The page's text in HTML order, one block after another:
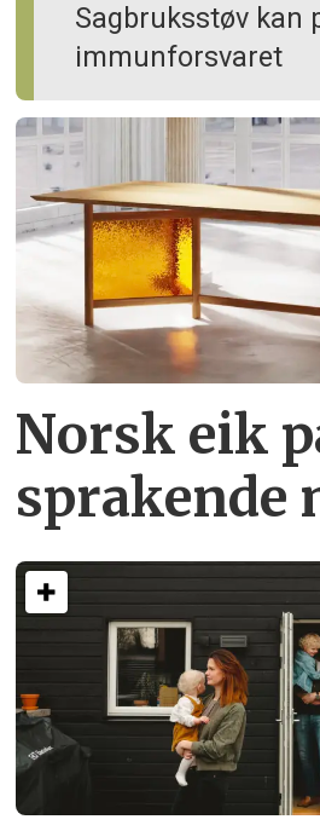
Sagbruksstøv kan
immun­forsvaret
Norsk eik
sprakende